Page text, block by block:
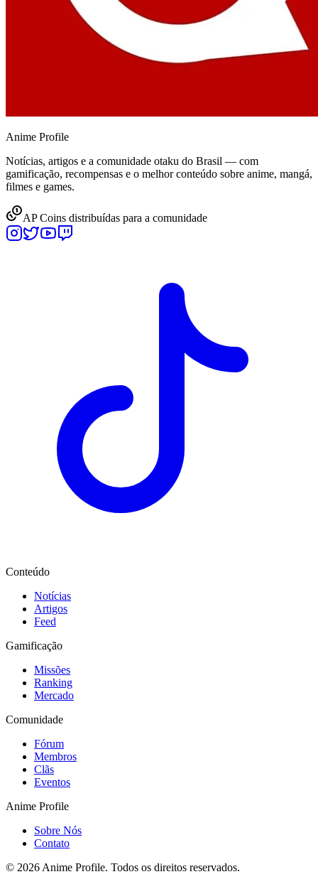
Anime Profile
Notícias, artigos e a comunidade otaku do Brasil — com
gamificação, recompensas e o melhor conteúdo sobre anime, mangá,
filmes e games.
AP Coins distribuídas para a comunidade
Conteúdo
Notícias
Artigos
Feed
Gamificação
Missões
Ranking
Mercado
Comunidade
Fórum
Membros
Clãs
Eventos
Anime Profile
Sobre Nós
Contato
© 2026 Anime Profile. Todos os direitos reservados.